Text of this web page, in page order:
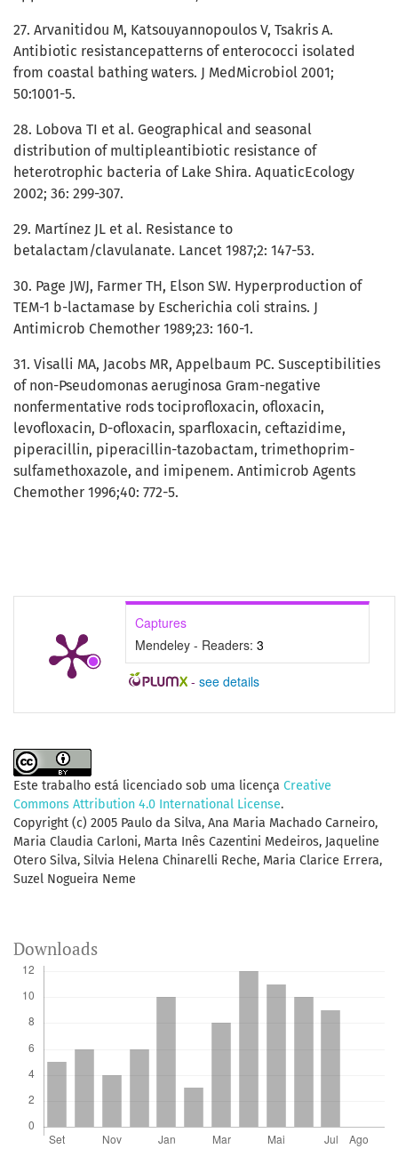
Captures
Mendeley - Readers: 3
- see details
27. Arvanitidou M, Katsouyannopoulos V, Tsakris A.
Antibiotic resistancepatterns of enterococci isolated
from coastal bathing waters. J MedMicrobiol 2001;
50:1001-5.
28. Lobova TI et al. Geographical and seasonal
distribution of multipleantibiotic resistance of
heterotrophic bacteria of Lake Shira. AquaticEcology
2002; 36: 299-307.
29. Martínez JL et al. Resistance to
betalactam/clavulanate. Lancet 1987;2: 147-53.
30. Page JWJ, Farmer TH, Elson SW. Hyperproduction of
TEM-1 b-lactamase by Escherichia coli strains. J
Antimicrob Chemother 1989;23: 160-1.
31. Visalli MA, Jacobs MR, Appelbaum PC. Susceptibilities
of non-Pseudomonas aeruginosa Gram-negative
nonfermentative rods tociprofloxacin, ofloxacin,
levofloxacin, D-ofloxacin, sparfloxacin, ceftazidime,
piperacillin, piperacillin-tazobactam, trimethoprim-
sulfamethoxazole, and imipenem. Antimicrob Agents
Chemother 1996;40: 772-5.
Este trabalho está licenciado sob uma licença Creative
Commons Attribution 4.0 International License.
Copyright (c) 2005 Paulo da Silva, Ana Maria Machado Carneiro,
Maria Claudia Carloni, Marta Inês Cazentini Medeiros, Jaqueline
Otero Silva, Silvia Helena Chinarelli Reche, Maria Clarice Errera,
Suzel Nogueira Neme
Downloads